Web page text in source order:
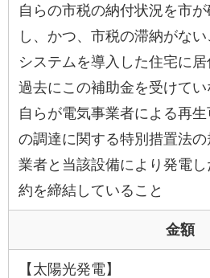
自らの市税の納付状況を市
し、かつ、市税の滞納がない
システムを導入した住宅に居
過去にこの補助金を受けてい
自らが電気事業者による再
の調達に関する特別措置法
業者と当該設備により発電
約を締結していること
金額
【太陽光発電】